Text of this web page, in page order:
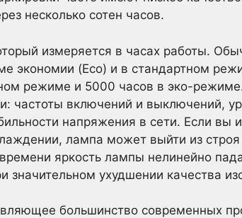
несколько сотен часов.
измеряется в часах работы.
экономии (Eco) и в стандартном
режиме и 5000 часов в эко-
частоты включений и выключений,
напряжения в сети. Если вы
лампа может выйти из строя
яркость лампы нелинейно
значительном ухудшении качества
большинство современных